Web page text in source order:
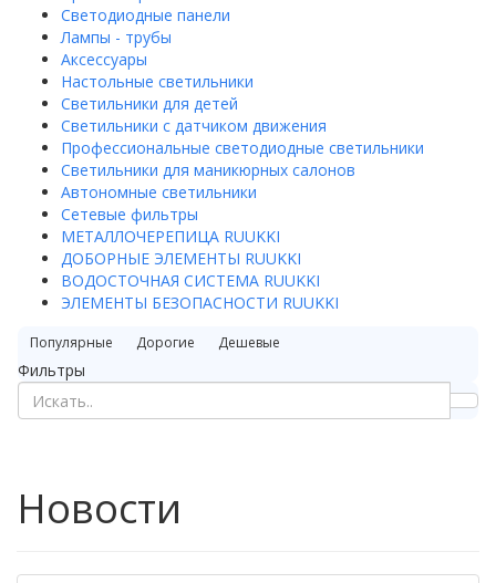
Светодиодные панели
Лампы - трубы
Аксессуары
Настольные светильники
Светильники для детей
Светильники с датчиком движения
Профессиональные светодиодные светильники
Светильники для маникюрных салонов
Автономные светильники
Сетевые фильтры
МЕТАЛЛОЧЕРЕПИЦА RUUKKI
ДОБОРНЫЕ ЭЛЕМЕНТЫ RUUKKI
ВОДОСТОЧНАЯ СИСТЕМА RUUKKI
ЭЛЕМЕНТЫ БЕЗОПАСНОСТИ RUUKKI
Популярные Дорогие Дешевые
Фильтры
Новости